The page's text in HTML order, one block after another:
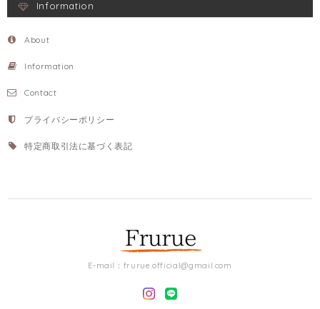
Information
About
Information
Contact
プライバシーポリシー
特定商取引法に基づく表記
E-mail： frurue.official@gmail.com